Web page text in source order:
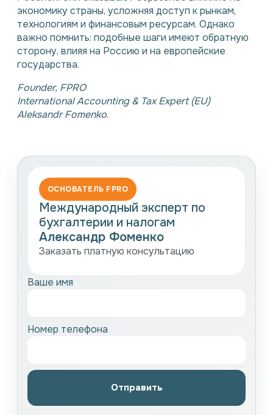
экономику страны, усложняя доступ к рынкам,
технологиям и финансовым ресурсам. Однако
важно помнить: подобные шаги имеют обратную
сторону, влияя на Россию и на европейские
государства.
Founder, FPRO
International Accounting & Tax Expert (EU)
Aleksandr Fomenko.
ОСНОВАТЕЛЬ FPRO
Международный эксперт по
бухгалтерии и налогам
Александр Фоменко
Заказать платную консультацию
Ваше имя
Номер телефона
Отправить